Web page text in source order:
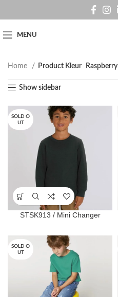
MENU
Home Product Kleur Raspberry
Show sidebar
SOLD O
UT
STSK913 / Mini Changer
SOLD O
UT